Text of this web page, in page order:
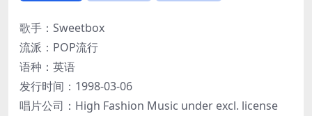
歌手：Sweetbox
流派：POP流行
语种：英语
发行时间：1998-03-06
唱片公司：High Fashion Music under excl. license